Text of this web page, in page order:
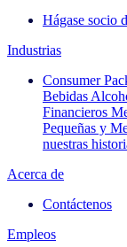
Hágase socio
Industrias
Consumer
Bebidas
Financieros
Pequeñas y
nuestras
Acerca de
Contáctenos
Empleos